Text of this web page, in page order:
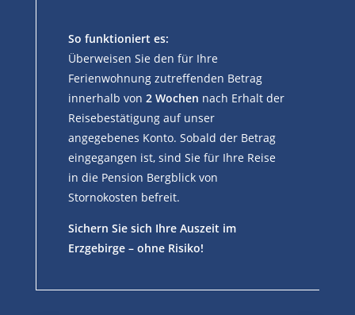
So funktioniert es:
Überweisen Sie den für Ihre
Ferienwohnung zutreffenden Betrag
innerhalb von 2 Wochen nach Erhalt der
Reisebestätigung auf unser
angegebenes Konto. Sobald der Betrag
eingegangen ist, sind Sie für Ihre Reise
in die Pension Bergblick von
Stornokosten befreit.
Sichern Sie sich Ihre Auszeit im
Erzgebirge – ohne Risiko!